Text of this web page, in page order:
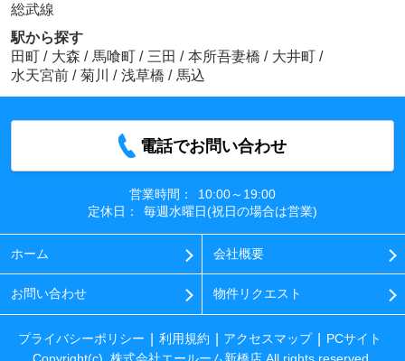
総武線
駅から探す
田町 / 大森 / 馬喰町 / 三田 / 本所吾妻橋 / 大井町 /
水天宮前 / 菊川 / 浅草橋 / 馬込
電話でお問い合わせ
営業時間：
10:00～19:00
定休日：
毎週水曜日(祝日の場合は営業)
ホーム 会社概要
お問い合わせ 物件リクエスト
プライバシーポリシー 利用規約 アクセスマップ
PCサイト